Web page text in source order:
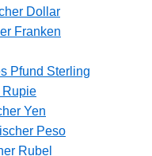
Dollar
Franken
Pfund Sterling
Rupie
Yen
Peso
Rubel